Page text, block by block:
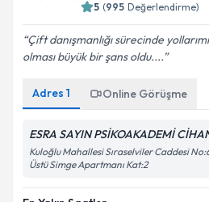
5 (995 Değerlendirme)
Çift danışmanlığı sürecinde
olması büyük bir şans oldu....
Adres 1 Online Görüşme
ESRA SAYIN PSİKOAKADEMİ
Kuloğlu Mahallesi Sıraselviler Caddesi
Üstü Simge Apartmanı Kat:2